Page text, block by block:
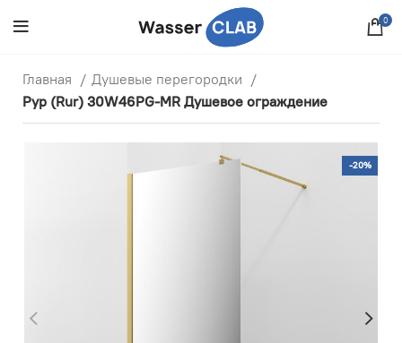
0
Главная
Душевые перегородки
Рур (Rur) 30W46PG-MR Душевое ограждение
-20%